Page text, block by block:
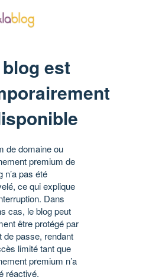
est
de domaine ou
premium de
n’a pas été
ce qui explique
Dans
cas, le blog peut
être protégé par
de passe, rendant
limité tant que
premium n’a
réactivé.